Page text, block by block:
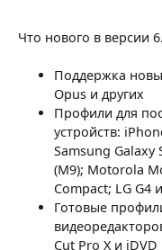
Что нового в версии
Поддержка
Opus и других
Профили для
устройств:
Samsung Galaxy
(M9); Motorola
Compact; LG G4
Готовые
Cut Pro X и iDVD